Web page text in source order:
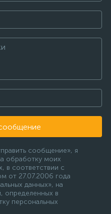
сообщение», я
обработку моих
в соответствии с
от 27.07.2006 года
данных», на
определенных в
персональных